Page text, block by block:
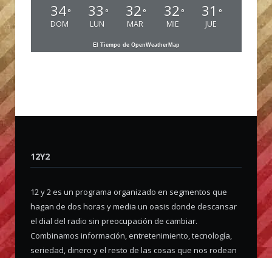
34°
DOM
33 °
LUN
32 °
MAR
32 °
MIE
31 °
JUE
El Tiempo de OpenWeatherMap
12Y2
12 y 2 es un programa organizado en segmentos que
hagan de dos horas y media un oasis donde descansar
el dial del radio sin preocupación de cambiar.
Combinamos información, entretenimiento, tecnología,
seriedad, dinero y el resto de las cosas que nos rodean